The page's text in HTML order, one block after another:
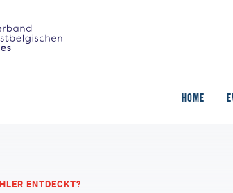
HOME
ENTDECKT?